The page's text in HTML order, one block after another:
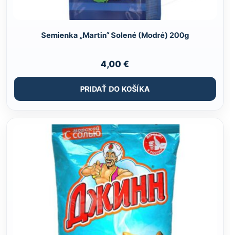
Semienka „Martin“ Solené (Modré) 200g
4,00 €
PRIDAŤ DO KOŠÍKA